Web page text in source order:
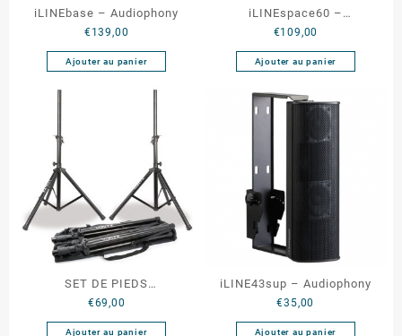
iLINEbase – Audiophony
€139,00
Ajouter au panier
iLINEspace60 –
Audiophony
€109,00
Ajouter au panier
SET DE PIEDS
D’ENCEINTES & SACOCHE
180.550
€69,00
Ajouter au panier
iLINE43sup – Audiophony
€35,00
Ajouter au panier